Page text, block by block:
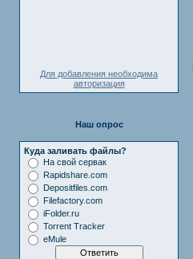
Для добавления необходима
авторизация
Наш опрос
Куда заливать файлы?
На свой сервак
Rapidshare.com
Depositfiles.com
Filefactory.com
iFolder.ru
Torrent Tracker
eMule